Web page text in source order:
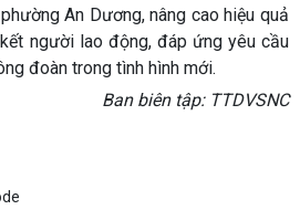
An Dương, nâng cao hiệu quả
người lao động, đáp ứng yêu cầu
đoàn trong tình hình mới.
Ban biên tập: TTDVSNC